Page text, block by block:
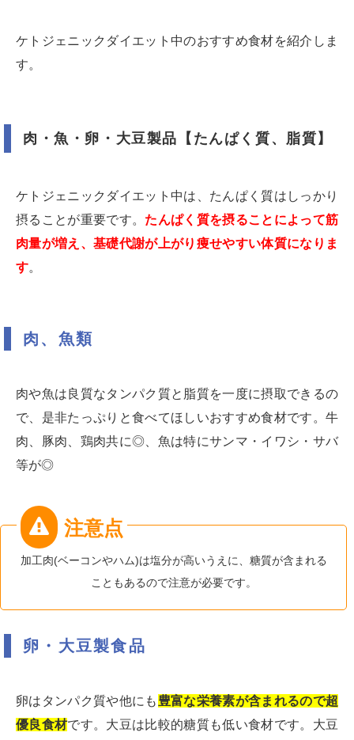
ケトジェニックダイエット中のおすすめ食材を紹介しま
す。
肉・魚・卵・大豆製品【たんぱく質、脂質】
ケトジェニックダイエット中は、たんぱく質はしっかり
摂ることが重要です。 たんぱく質を摂ることによって筋
肉量が増え、基礎代謝が上がり痩せやすい体質になりま
す。
肉、魚類
肉や魚は良質なタンパク質と脂質を一度に摂取できるの
で、是非たっぷりと食べてほしいおすすめ食材です。牛
肉、豚肉、鶏肉共に◎、魚は特にサンマ・イワシ・サバ
等が◎
加工肉(ベーコンやハム)は塩分が高いうえに、糖質が含まれる
こともあるので注意が必要です。
卵・大豆製食品
卵はタンパク質や他にも 豊富な栄養素が含まれるので超
優良食材です。大豆は比較的糖質も低い食材です。大豆